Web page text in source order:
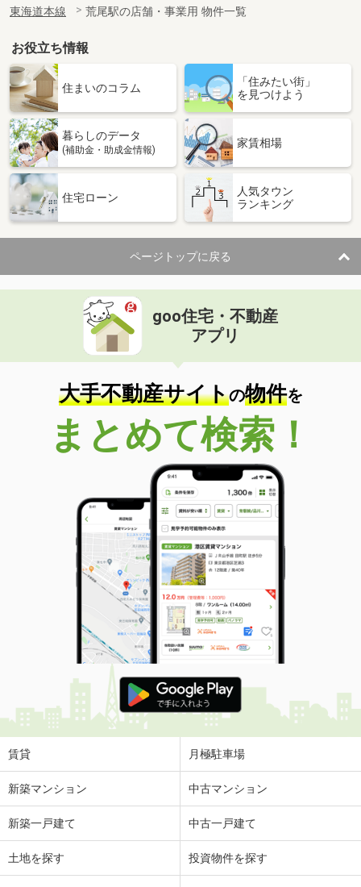
東海道本線
荒尾駅の店舗・事業用 物件一覧
お役立ち情報
住まいのコラム
「住みたい街」
を見つけよう
暮らしのデータ
(補助金・助成金情報)
家賃相場
住宅ローン
人気タウン
ランキング
ページトップに戻る
goo住宅・不動産
アプリ
大手不動産サイトの物件を
まとめて検索！
賃貸 月極駐車場
新築マンション 中古マンション
新築一戸建て 中古一戸建て
土地を探す 投資物件を探す